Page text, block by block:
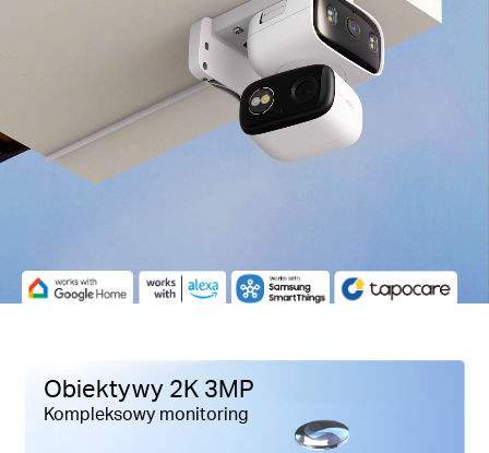
Obiektywy 2K 3MP
Kompleksowy monitoring